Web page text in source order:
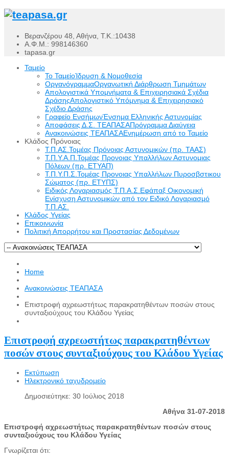
Βερανζέρου 48, Αθήνα, Τ.Κ.:10438
Α.Φ.Μ.: 998146360
tapasa.gr
Ταμείο
Το ΤαμείοΊδρυση & Νομοθεσία
ΟργανόγραμμαΟργανωτική Διάρθρωση Τμημάτων
Απολογιστικά Υπομνήματα & Επιχειρησιακά Σχέδια
ΔράσηςΑπολογιστικό Υπόμνημα & Επιχειρησιακό
Σχέδιο Δράσης
Γραφείο ΕνσήμωνΈνσημα Ελληνικής Αστυνομίας
Αποφάσεις Δ.Σ. ΤΕΑΠΑΣΑΠρόγραμμα Διαύγεια
Ανακοινώσεις ΤΕΑΠΑΣΑΕνημέρωση από το Ταμείο
Κλάδος Πρόνοιας
Τ.Π.ΑΣ.Τομέας Πρόνοιας Αστυνομικών (πρ. ΤΑΑΣ)
Τ.Π.Υ.Α.Π.Τομέας Προνοιας Υπαλλήλων Αστυνομιας
Πόλεων (πρ. ΕΤΥΑΠ)
Τ.Π.Υ.Π.Σ.Τομέας Προνοιας Υπαλλήλων Πυροσβστικου
Σώματος (πρ. ΕΤΥΠΣ)
Ειδικός Λογαριασμός Τ.Π.Α.Σ.Εφάπαξ Οικονομική
Ενίσχυση Αστυνομικών από τον Ειδικό Λογαριασμό
Τ.Π.ΑΣ.
Κλάδος Υγείας
Επικοινωνία
Πολιτική Απορρήτου και Προστασίας Δεδομένων
Home
Ανακοινώσεις ΤΕΑΠΑΣΑ
Επιστροφή αχρεωστήτως παρακρατηθέντων ποσών στους
συνταξιούχους του Κλάδου Υγείας
Επιστροφή αχρεωστήτως παρακρατηθέντων
ποσών στους συνταξιούχους του Κλάδου Υγείας
Εκτύπωση
Ηλεκτρονικό ταχυδρομείο
Δημοσιεύτηκε: 30 Ιούλιος 2018
Αθήνα 31-07-2018
Επιστροφή αχρεωστήτως παρακρατηθέντων ποσών στους
συνταξιούχους του Κλάδου Υγείας
Γνωρίζεται ότι: